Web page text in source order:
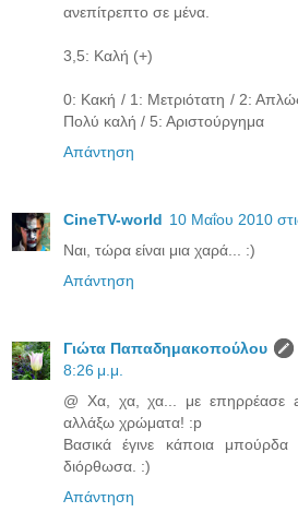
ανεπίτρεπτο σε μένα.
3,5: Καλή (+)
0: Κακή / 1: Μετριότατη / 2:
Πολύ καλή / 5: Αριστούργημα
Απάντηση
CineTV-world 10 Μαΐου 2010
Ναι, τώρα είναι μια χαρά... :)
Απάντηση
Γιώτα Παπαδημακοπούλου
8:26 μ.μ.
@ Χα, χα, χα... με επηρρέασε
αλλάξω χρώματα! :p
Βασικά έγινε κάποια
διόρθωσα. :)
Απάντηση